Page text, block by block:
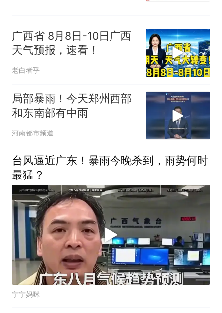
广西省 8月8日-10日广西
天气预报，速看！
老白者乎
局部暴雨！今天郑州西部
和东南部有中雨
河南都市频道
台风逼近广东！暴雨今晚杀到，雨势何时
最猛？
宁宁妈咪